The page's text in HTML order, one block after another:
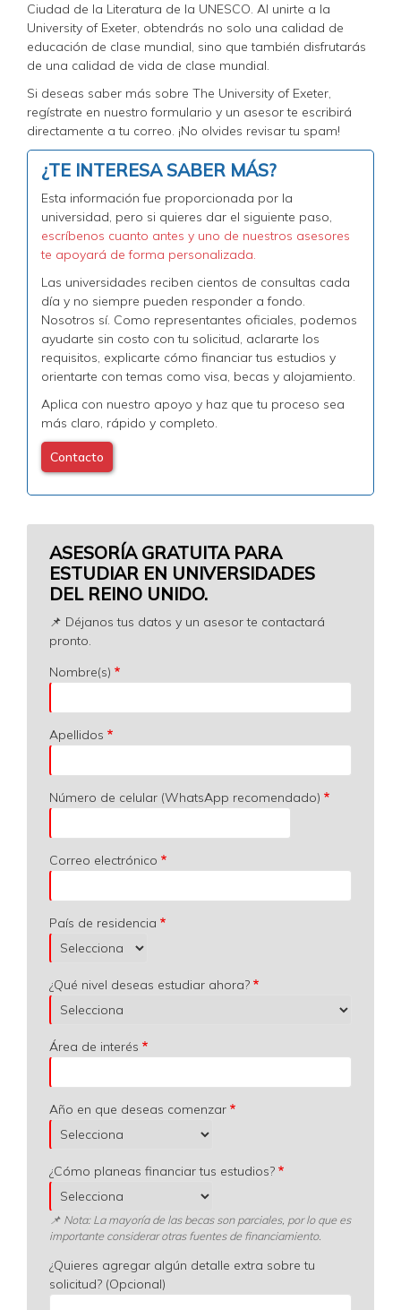
Ciudad de la Literatura de la UNESCO. Al unirte a la
University of Exeter, obtendrás no solo una calidad de
educación de clase mundial, sino que también disfrutarás
de una calidad de vida de clase mundial.
Si deseas saber más sobre The University of Exeter,
regístrate en nuestro formulario y un asesor te escribirá
directamente a tu correo. ¡No olvides revisar tu spam!
¿TE INTERESA SABER MÁS?
Esta información fue proporcionada por la
universidad, pero si quieres dar el siguiente paso,
escríbenos cuanto antes y uno de nuestros asesores
te apoyará de forma personalizada.
Las universidades reciben cientos de consultas cada
día y no siempre pueden responder a fondo.
Nosotros sí. Como representantes oficiales, podemos
ayudarte sin costo con tu solicitud, aclararte los
requisitos, explicarte cómo financiar tus estudios y
orientarte con temas como visa, becas y alojamiento.
Aplica con nuestro apoyo y haz que tu proceso sea
más claro, rápido y completo.
Contacto
ASESORÍA GRATUITA PARA
ESTUDIAR EN UNIVERSIDADES
DEL REINO UNIDO.
📌 Déjanos tus datos y un asesor te contactará
pronto.
Nombre(s)
Apellidos
Número de celular (WhatsApp recomendado)
Correo electrónico
País de residencia
¿Qué nivel deseas estudiar ahora?
Área de interés
Año en que deseas comenzar
¿Cómo planeas financiar tus estudios?
📌 Nota: La mayoría de las becas son parciales, por lo que es
importante considerar otras fuentes de financiamiento.
¿Quieres agregar algún detalle extra sobre tu
solicitud? (Opcional)